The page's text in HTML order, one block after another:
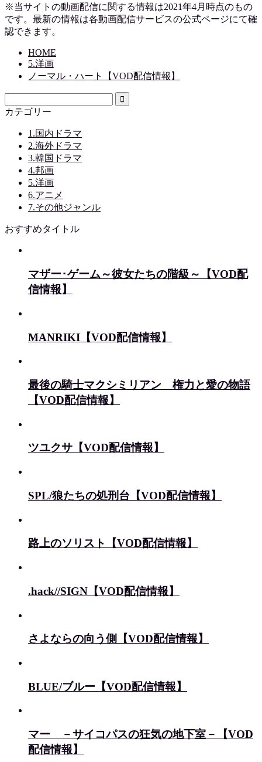
※当サイトの動画配信に関する情報は2021年4月時点のもの
です。最新の情報は各動画配信サービスの公式ページにて確
認できます。
HOME
5.洋画
ノーマル・ハート【VOD配信情報】
カテゴリー
1.国内ドラマ
2.海外ドラマ
3.韓国ドラマ
4.邦画
5.洋画
6.アニメ
7.その他ジャンル
おすすめタイトル
マザー･ゲーム～彼女たちの階級～【VOD配
信情報】
MANRIKI【VOD配信情報】
最後の騎士マクシミリアン 権力と愛の物語
【VOD配信情報】
ツユクサ【VOD配信情報】
SPL/狼たちの処刑台【VOD配信情報】
路上のソリスト【VOD配信情報】
.hack//SIGN【VOD配信情報】
さよならの向う側【VOD配信情報】
BLUE/ブルー【VOD配信情報】
マー －サイコパスの狂気の地下室－【VOD
配信情報】